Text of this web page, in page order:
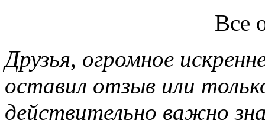
Все
Друзья, огромное
оставил отзыв или
действительно важно